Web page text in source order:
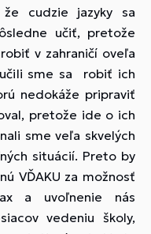
že cudzie jazyky sa
učiť, pretože
v zahraničí oveľa
sme sa robiť ich
nedokáže pripraviť
pretože ide o ich
sme veľa skvelých
situácií. Preto by
VĎAKU za možnosť
a uvoľnenie nás
vedeniu školy,